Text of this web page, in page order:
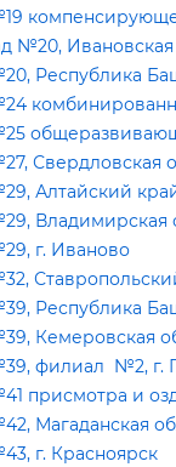
№20, Ивановская
Республика
Свердловская
Алтайский
Владимирская
г. Иваново
Республика
Кемеровская
филиал №2, г.
присмотра и
Магаданская
г. Красноярск